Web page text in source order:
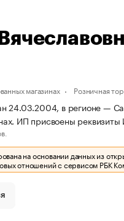
магазинах Розничная
24.03.2004, в регионе —
ИП присвоены
на основании данных из
отношений с сервисом РБК